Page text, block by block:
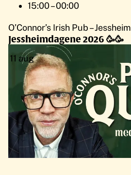
15:00 – 00:00
O’Connor’s Irish Pub – Jessheim
Jessheimdagene 2026 🥳🥳
11 aug